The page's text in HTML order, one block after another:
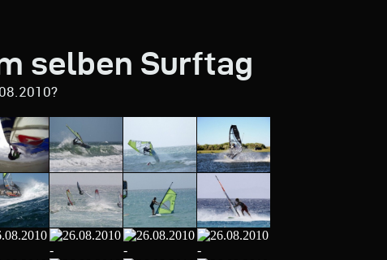
selben Surftag